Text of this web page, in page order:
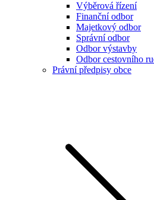
Výběrová řízení
Finanční odbor
Majetkový odbor
Správní odbor
Odbor výstavby
Odbor cestovního
Právní předpisy obce